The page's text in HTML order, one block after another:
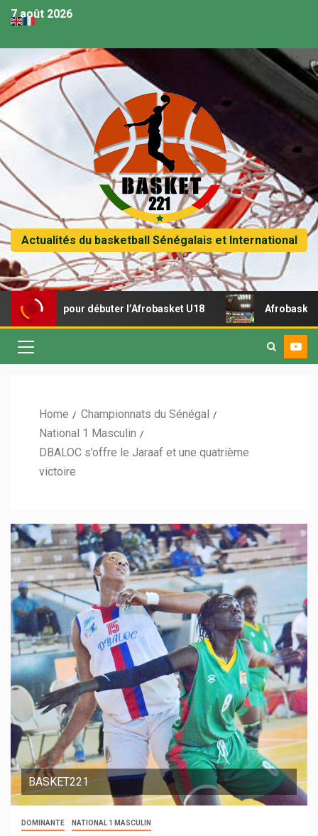
7 août 2026
Actualités du basketball Sénégalais et International
pour débuter l’Afrobasket U18 Afrobasket U18 –
Home
Championnats du Sénégal
National 1 Masculin
DBALOC s’offre le Jaraaf et une quatrième
victoire
BASKET221
DOMINANTE NATIONAL 1 MASCULIN